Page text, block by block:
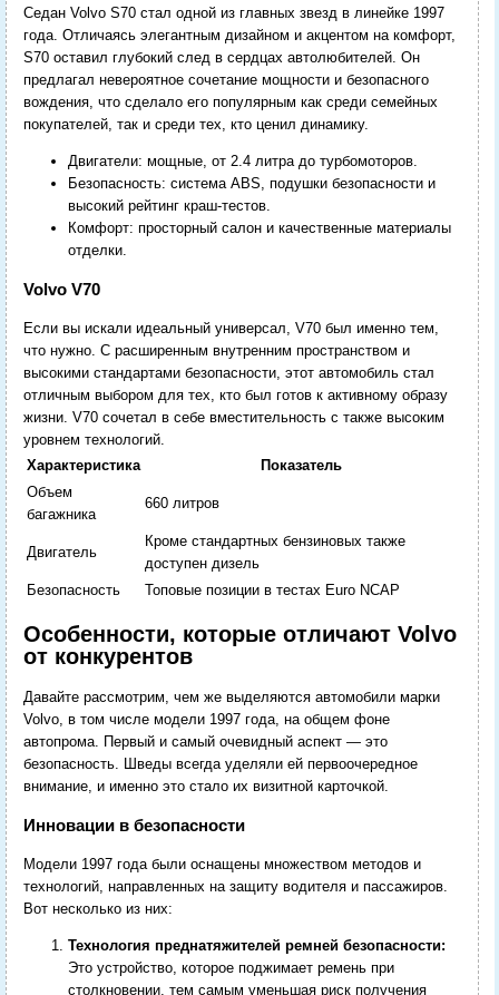
Седан Volvo S70 стал одной из главных звезд в линейке 1997
года. Отличаясь элегантным дизайном и акцентом на комфорт,
S70 оставил глубокий след в сердцах автолюбителей. Он
предлагал невероятное сочетание мощности и безопасного
вождения, что сделало его популярным как среди семейных
покупателей, так и среди тех, кто ценил динамику.
Двигатели: мощные, от 2.4 литра до турбомоторов.
Безопасность: система ABS, подушки безопасности и
высокий рейтинг краш-тестов.
Комфорт: просторный салон и качественные материалы
отделки.
Volvo V70
Если вы искали идеальный универсал, V70 был именно тем,
что нужно. С расширенным внутренним пространством и
высокими стандартами безопасности, этот автомобиль стал
отличным выбором для тех, кто был готов к активному образу
жизни. V70 сочетал в себе вместительность с также высоким
уровнем технологий.
Характеристика
Показатель
Объем
багажника
660 литров
Двигатель
Кроме стандартных бензиновых также
доступен дизель
Безопасность
Топовые позиции в тестах Euro NCAP
Особенности, которые отличают Volvo
от конкурентов
Давайте рассмотрим, чем же выделяются автомобили марки
Volvo, в том числе модели 1997 года, на общем фоне
автопрома. Первый и самый очевидный аспект — это
безопасность. Шведы всегда уделяли ей первоочередное
внимание, и именно это стало их визитной карточкой.
Инновации в безопасности
Модели 1997 года были оснащены множеством методов и
технологий, направленных на защиту водителя и пассажиров.
Вот несколько из них:
Технология преднатяжителей ремней безопасности:
Это устройство, которое поджимает ремень при
столкновении, тем самым уменьшая риск получения